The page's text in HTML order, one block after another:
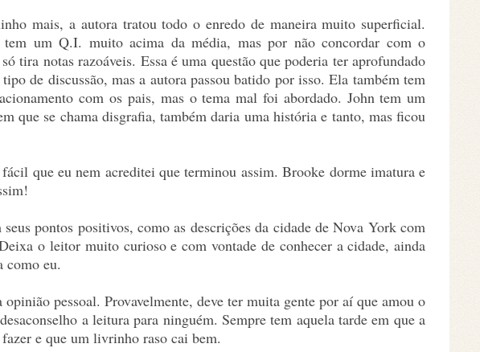
mais, a autora tratou todo o enredo de maneira muito superficial.
um Q.I. muito acima da média, mas por não concordar com o
tira notas razoáveis. Essa é uma questão que poderia ter aprofundado
de discussão, mas a autora passou batido por isso. Ela também tem
com os pais, mas o tema mal foi abordado. John tem um
que se chama disgrafia, também daria uma história e tanto, mas ficou
que eu nem acreditei que terminou assim. Brooke dorme imatura e
pontos positivos, como as descrições da cidade de Nova York com
o leitor muito curioso e com vontade de conhecer a cidade, ainda
como eu.
opinião pessoal. Provavelmente, deve ter muita gente por aí que amou o
a leitura para ninguém. Sempre tem aquela tarde em que a
e que um livrinho raso cai bem.